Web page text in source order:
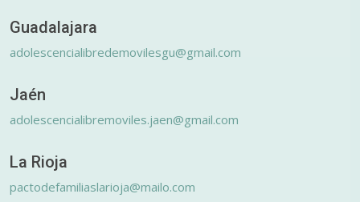
Guadalajara
adolescencialibredemovilesgu@gmail.com
Jaén
adolescencialibremoviles.jaen@gmail.com
La Rioja
pactodefamiliaslarioja@mailo.com